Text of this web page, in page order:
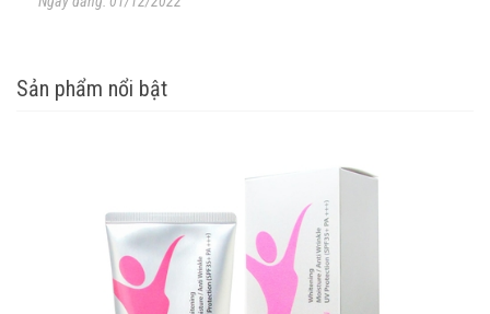
Sản phẩm nổi bật